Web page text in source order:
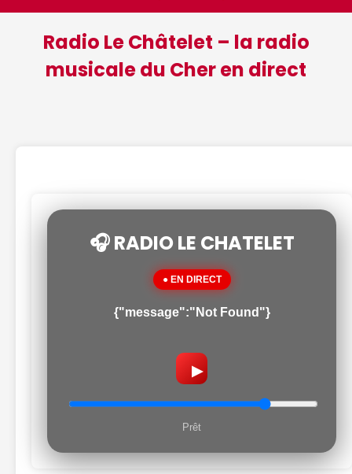
Radio Le Châtelet – la radio
musicale du Cher en direct
🎧 RADIO LE CHATELET
● EN DIRECT
{"message":"Not Found"}
▶
Prêt